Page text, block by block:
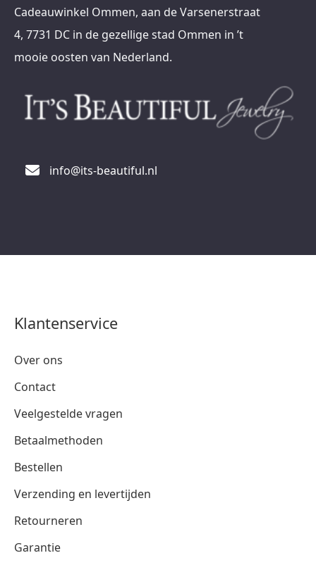
Cadeauwinkel Ommen, aan de Varsenerstraat
4, 7731 DC in de gezellige stad Ommen in ’t
mooie oosten van Nederland.
info@its-beautiful.nl
Klantenservice
Over ons
Contact
Veelgestelde vragen
Betaalmethoden
Bestellen
Verzending en levertijden
Retourneren
Garantie